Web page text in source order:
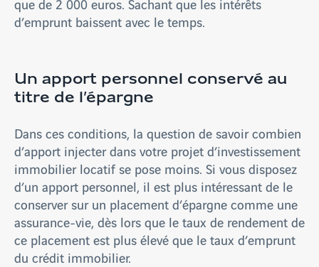
d’emprunt baissent avec le temps.
Un apport personnel conservé au
titre de l’épargne
Dans ces conditions, la question de savoir combien
d’apport injecter dans votre projet d’investissement
immobilier locatif se pose moins. Si vous disposez
d’un apport personnel, il est plus intéressant de le
conserver sur un placement d’épargne comme une
assurance-vie, dès lors que le taux de rendement de
ce placement est plus élevé que le taux d’emprunt
du crédit immobilier.